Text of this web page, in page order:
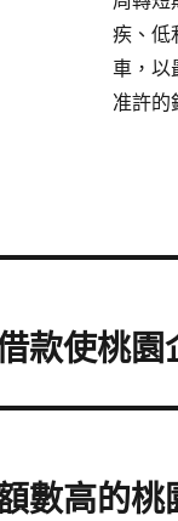
疾、低
車，以
准許的
款使桃
數高的